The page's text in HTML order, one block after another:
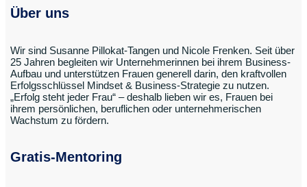
Über uns
Wir sind Susanne Pillokat-Tangen und Nicole Frenken. Seit über
25 Jahren begleiten wir Unternehmerinnen bei ihrem Business-
Aufbau und unterstützen Frauen generell darin, den kraftvollen
Erfolgsschlüssel Mindset & Business-Strategie zu nutzen.
„Erfolg steht jeder Frau“ – deshalb lieben wir es, Frauen bei
ihrem persönlichen, beruflichen oder unternehmerischen
Wachstum zu fördern.
Gratis-Mentoring